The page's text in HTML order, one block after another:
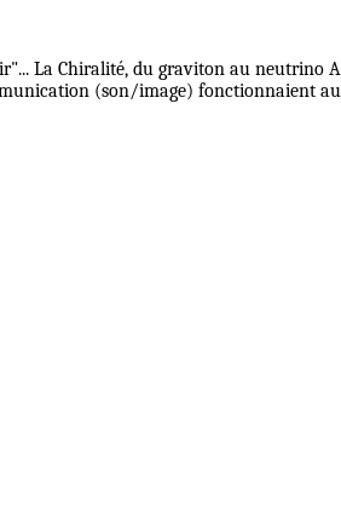
La Chiralité, du graviton au neutrino
(son/image) fonctionnaient